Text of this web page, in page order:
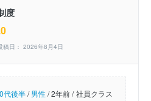
度
稿日： 2026年8月4日
代後半/男性/2年前 / 社員クラス